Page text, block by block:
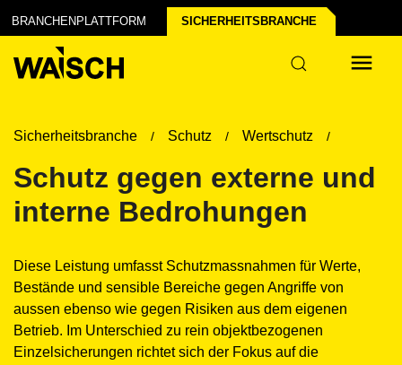
BRANCHENPLATTFORM SICHERHEITS­BRANCHE
Sicherheitsbranche Schutz Wertschutz
Schutz gegen externe und
interne Bedrohungen
Diese Leistung umfasst Schutzmassnahmen für Werte,
Bestände und sensible Bereiche gegen Angriffe von
aussen ebenso wie gegen Risiken aus dem eigenen
Betrieb. Im Unterschied zu rein objektbezogenen
Einzelsicherungen richtet sich der Fokus auf die